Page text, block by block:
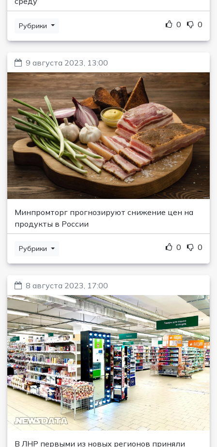
Рубрики 0 0
9 августа 2023, 13:00
Минпромторг прогнозируют снижение цен на
продукты в России
Рубрики 0 0
8 августа 2023, 17:00
В ЛНР первыми из новых регионов приняли